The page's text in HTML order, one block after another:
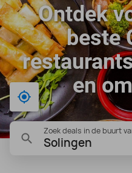
Ontdek
beste
en
Bij mij in de buurt
Zoek deals in de buurt
Solingen